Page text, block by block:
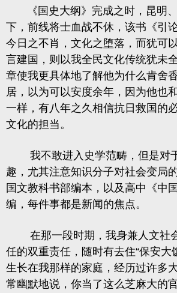
《国史大纲》完成之时，昆明
下，前线将士血战不休，该书《引
今日之不肖，文化之堕落，而犹可
言建国，则以我全民文化传统犹未
章使我更具体地了解他为什么肯舍
居，以为可以安度余年，因为他也
一样，有八年之久相信抗日救国的
文化的担当。
我不敢进入史学范畴，但是对
趣，尤其注意知识分子对社会变局
国文教科书部编本，以及高中 《中
编，每件事都是新闻的焦点。
在那一段时期，我身兼人文社
任的双重责任，随时有去住“保安大
生长在我那样的家庭，经历过许多
常幽默地说，你当了这么芝麻大的